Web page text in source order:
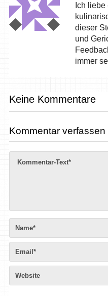
Ich
dieser
und
immer
Keine Kommentare
Kommentar verfassen